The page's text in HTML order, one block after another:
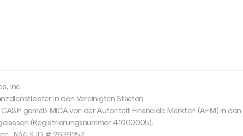
Inc
in den Vereinigten Staaten
CASP gemäß MiCA von der Autoriteit Financiële Markten (AFM) in den
(Registrierungsnummer 41000005).